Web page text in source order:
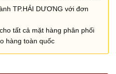
TP.HẢI DƯƠNG với đơn
tất cả mặt hàng phân phối
hàng toàn quốc